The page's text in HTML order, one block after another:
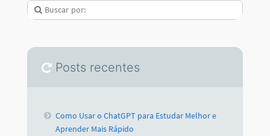
Posts recentes
Como Usar o ChatGPT para Estudar Melhor e
Aprender Mais Rápido